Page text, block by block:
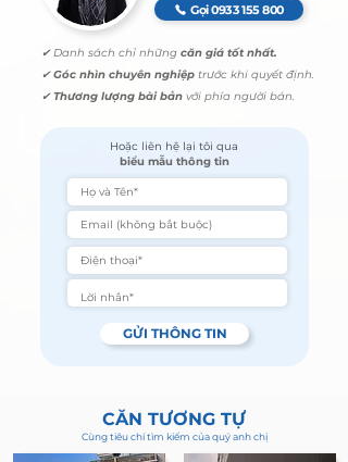
Gọi 0933 155 800
✔ Danh sách chỉ những căn giá tốt nhất.
✔Góc nhìn chuyên nghiệp trước khi quyết định.
✔Thương lượng bài bản với phía người bán.
Hoặc liên hệ lại tôi qua
biểu mẫu thông tin
GỬI THÔNG TIN
CĂN TƯƠNG TỰ
Cùng tiêu chí tìm kiếm của quý anh chị